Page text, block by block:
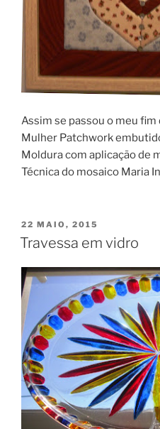
Assim se passou o meu fim
Mulher Patchwork
Moldura com aplicação de
Técnica do mosaico Maria
PUBLICADO
EM
22 MAIO, 2015
Travessa em vidro